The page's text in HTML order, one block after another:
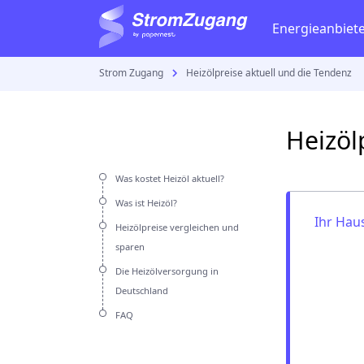
E.ON
Gaspreise
Stromanbieter
Strom Zugang Heizölpreise aktuell und die Tendenz
Was kostet Heizöl aktuell?
Was ist Heizöl?
Heizölpreise vergleichen und
sparen
Die Heizölversorgung in
Deutschland
FAQ
Ihr